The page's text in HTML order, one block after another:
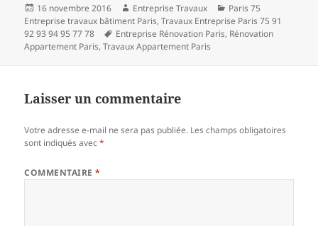
Publié
le
16 novembre 2016 Auteur
Entreprise Travaux Catégories
Paris 75
Entreprise travaux bâtiment Paris,Travaux Entreprise Paris 75 91
92 93 94 95 77 78
Mots-
clés
Entreprise Rénovation Paris, Rénovation
Appartement Paris,Travaux Appartement Paris
Laisser un commentaire
Votre adresse e-mail ne sera pas publiée. Les champs obligatoires
sont indiqués avec*
COMMENTAIRE*